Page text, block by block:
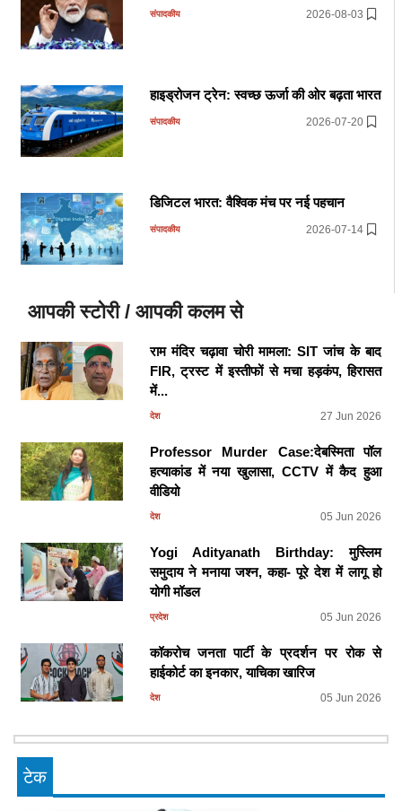
संपादकीय 2026-08-03
हाइड्रोजन ट्रेन: स्वच्छ ऊर्जा की ओर बढ़ता भारत
संपादकीय 2026-07-20
डिजिटल भारत: वैश्विक मंच पर नई पहचान
संपादकीय 2026-07-14
आपकी स्टोरी / आपकी कलम से
राम मंदिर चढ़ावा चोरी मामला: SIT जांच के बाद
FIR, ट्रस्ट में इस्तीफों से मचा हड़कंप, हिरासत
में...
देश 27 Jun 2026
Professor Murder Case:देबस्मिता पॉल
हत्याकांड में नया खुलासा, CCTV में कैद हुआ
वीडियो
देश 05 Jun 2026
Yogi Adityanath Birthday: मुस्लिम
समुदाय ने मनाया जश्न, कहा- पूरे देश में लागू हो
योगी मॉडल
प्रदेश 05 Jun 2026
कॉकरोच जनता पार्टी के प्रदर्शन पर रोक से
हाईकोर्ट का इनकार, याचिका खारिज
देश 05 Jun 2026
टेक